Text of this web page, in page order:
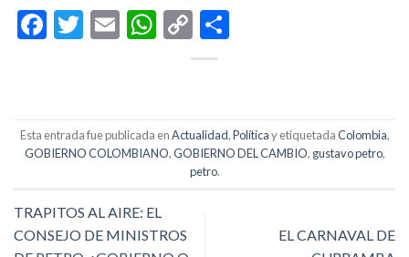
Facebook
Twitter
EmailWhatsApp
Copy
Link
Esta entrada fue publicada enActualidad,Políticay etiquetadaColombia,
GOBIERNO COLOMBIANO,GOBIERNO DEL CAMBIO, gustavo petro,
petro.
TRAPITOS AL AIRE: EL
CONSEJO DE MINISTROS
EL CARNAVAL DE